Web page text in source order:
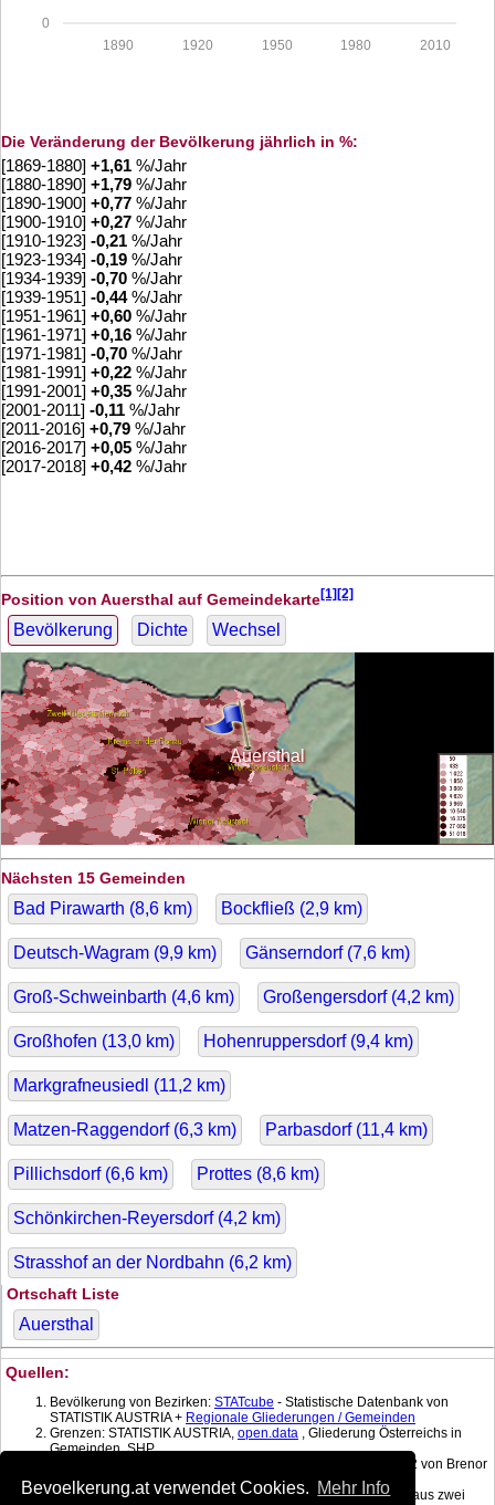
Bevoelkerung.at verwendet Cookies. Mehr Info
0
2010
1980
1950
1920
1890
Die Veränderung der Bevölkerung jährlich in %:
[1869-1880] +1,61 %/Jahr
[1880-1890] +1,79 %/Jahr
[1890-1900] +0,77 %/Jahr
[1900-1910] +0,27 %/Jahr
[1910-1923] -0,21 %/Jahr
[1923-1934] -0,19 %/Jahr
[1934-1939] -0,70 %/Jahr
[1939-1951] -0,44%/Jahr
[1951-1961] +0,60 %/Jahr
[1961-1971] +0,16 %/Jahr
[1971-1981] -0,70 %/Jahr
[1981-1991] +0,22 %/Jahr
[1991-2001] +0,35 %/Jahr
[2001-2011] -0,11 %/Jahr
[2011-2016] +0,79 %/Jahr
[2016-2017] +0,05 %/Jahr
[2017-2018] +0,42 %/Jahr
Position von Auersthal auf Gemeindekarte[1][2]
Bevölkerung Dichte Wechsel
Auersthal
Nächsten 15 Gemeinden
Bad Pirawarth (8,6 km) Bockfließ (2,9 km)
Deutsch-Wagram (9,9 km) Gänserndorf (7,6 km)
Groß-Schweinbarth (4,6 km) Großengersdorf (4,2 km)
Großhofen (13,0 km) Hohenruppersdorf (9,4 km)
Markgrafneusiedl (11,2 km)
Matzen-Raggendorf (6,3 km) Parbasdorf (11,4 km)
Pillichsdorf (6,6 km) Prottes (8,6 km)
Schönkirchen-Reyersdorf (4,2 km)
Strasshof an der Nordbahn (6,2 km)
Ortschaft Liste
Auersthal
Quellen:
Bevölkerung von Bezirken: STATcube - Statistische Datenbank von
STATISTIK AUSTRIA + Regionale Gliederungen / Gemeinden
Grenzen: STATISTIK AUSTRIA, open.data , Gliederung Österreichs in
Gemeinden, SHP
1.2 von Brenor
Brophy
Bevölkerung am Datum: Berechnet mit linearer Interpolation aus zwei